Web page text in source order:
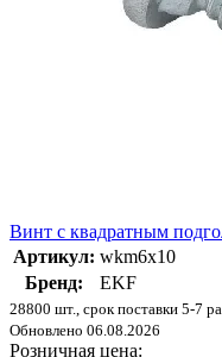
Винт с квадратным
Артикул: wkm6x10
Бренд:
EKF
28800 шт., срок поставки 5-7
Обновлено 06.08.2026
Розничная цена: